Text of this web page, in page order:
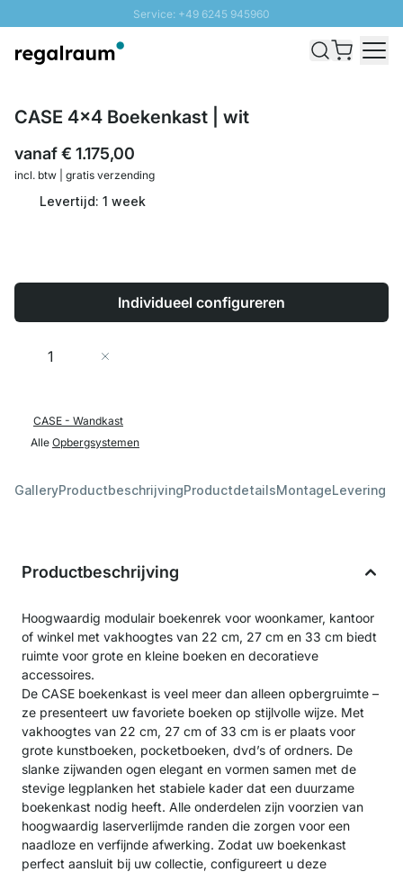
Service: +49 6245 945960
Snelle levering - Gratis verzending vanaf €100
CASE 4x4 Boekenkast | wit
vanaf€ 1.175,00
incl. btw | gratis verzending
Levertijd: 1 week
Individueel configureren
Aantal
CASE - Wandkast
Alle Opbergsystemen
GalleryProductbeschrijvingProductdetailsMontageLevering
Productbeschrijving
Hoogwaardig modulair boekenrek voor woonkamer, kantoor
of winkel met vakhoogtes van 22 cm, 27 cm en 33 cm biedt
ruimte voor grote en kleine boeken en decoratieve
accessoires.
De CASE boekenkast is veel meer dan alleen opbergruimte –
ze presenteert uw favoriete boeken op stijlvolle wijze. Met
vakhoogtes van 22 cm, 27 cm of 33 cm is er plaats voor
grote kunstboeken, pocketboeken, dvd’s of ordners. De
slanke zijwanden ogen elegant en vormen samen met de
stevige legplanken het stabiele kader dat een duurzame
boekenkast nodig heeft. Alle onderdelen zijn voorzien van
hoogwaardig laserverlijmde randen die zorgen voor een
naadloze en verfijnde afwerking. Zodat uw boekenkast
perfect aansluit bij uw collectie, configureert u deze